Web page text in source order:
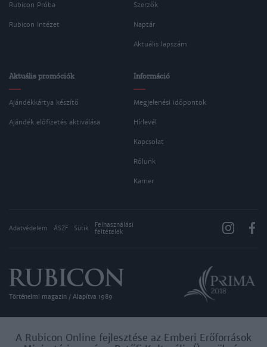
Rubicon Próba
Rubicon Intézet
Szerzők
Naptár
Aktuális lapszám
Aktuális promóciók
Ajándékkártya készítő
Ajándék előfizetés aktiválása
Információ
Megjelenési időpontok
Hírlevél
Kapcsolat
Rólunk
Karrier
Adatvédelem ÁSZF Sütik
Felhasználási
feltételek
Történelmi magazin / Alapítva 1989
A Rubicon Online fejlesztése az Emberi Erőforrások